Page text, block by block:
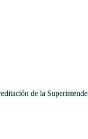
de la